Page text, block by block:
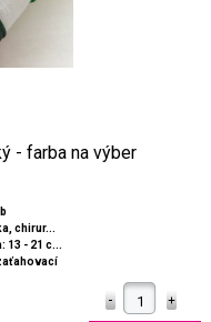
- farba na výber
chirur...
13 - 21 c...